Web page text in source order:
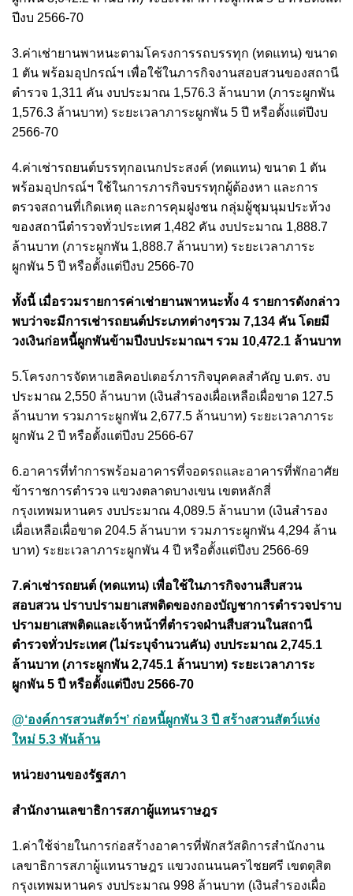
ปีงบ 2566-70
3.ค่าเช่ายานพาหนะตามโครงการรถบรรทุก (ทดแทน) ขนาด
1 ตัน พร้อมอุปกรณ์ฯ เพื่อใช้ในภารกิจงานสอบสวนของสถานี
ตำรวจ 1,311 คัน งบประมาณ 1,576.3 ล้านบาท (ภาระผูกพัน
1,576.3 ล้านบาท) ระยะเวลาภาระผูกพัน 5 ปี หรือตั้งแต่ปีงบ
2566-70
4.ค่าเช่ารถยนต์บรรทุกอเนกประสงค์ (ทดแทน) ขนาด 1 ตัน
พร้อมอุปกรณ์ฯ ใช้ในการภารกิจบรรทุกผู้ต้องหา และการ
ตรวจสถานที่เกิดเหตุ และการคุมฝูงชน กลุ่มผู้ชุมนุมประท้วง
ของสถานีตำรวจทั่วประเทศ 1,482 คัน งบประมาณ 1,888.7
ล้านบาท (ภาระผูกพัน 1,888.7 ล้านบาท) ระยะเวลาภาระ
ผูกพัน 5 ปี หรือตั้งแต่ปีงบ 2566-70
ทั้งนี้ เมื่อรวมรายการค่าเช่ายานพาหนะทั้ง 4 รายการดังกล่าว
พบว่าจะมีการเช่ารถยนต์ประเภทต่างๆรวม 7,134 คัน โดยมี
วงเงินก่อหนี้ผูกพันข้ามปีงบประมาณฯ รวม 10,472.1 ล้านบาท
5.โครงการจัดหาเฮลิคอปเตอร์ภารกิจบุคคลสำคัญ บ.ตร. งบ
ประมาณ 2,550 ล้านบาท (เงินสำรองเผื่อเหลือเผื่อขาด 127.5
ล้านบาท รวมภาระผูกพัน 2,677.5 ล้านบาท) ระยะเวลาภาระ
ผูกพัน 2 ปี หรือตั้งแต่ปีงบ 2566-67
6.อาคารที่ทำการพร้อมอาคารที่จอดรถและอาคารที่พักอาศัย
ข้าราชการตำรวจ แขวงตลาดบางเขน เขตหลักสี่
กรุงเทพมหานคร งบประมาณ 4,089.5 ล้านบาท (เงินสำรอง
เผื่อเหลือเผื่อขาด 204.5 ล้านบาท รวมภาระผูกพัน 4,294 ล้าน
บาท) ระยะเวลาภาระผูกพัน 4 ปี หรือตั้งแต่ปีงบ 2566-69
7.ค่าเช่ารถยนต์ (ทดแทน) เพื่อใช้ในภารกิจงานสืบสวน
สอบสวน ปราบปรามยาเสพติดของกองบัญชาการตำรวจปราบ
ปรามยาเสพติดและเจ้าหน้าที่ตำรวจฝ่านสืบสวนในสถานี
ตำรวจทั่วประเทศ (ไม่ระบุจำนวนคัน) งบประมาณ 2,745.1
ล้านบาท (ภาระผูกพัน 2,745.1 ล้านบาท) ระยะเวลาภาระ
ผูกพัน 5 ปี หรือตั้งแต่ปีงบ 2566-70
@‘องค์การสวนสัตว์ฯ’ ก่อหนี้ผูกพัน 3 ปี สร้างสวนสัตว์แห่ง
ใหม่ 5.3 พันล้าน
หน่วยงานของรัฐสภา
สำนักงานเลขาธิการสภาผู้แทนราษฎร
1.ค่าใช้จ่ายในการก่อสร้างอาคารที่พักสวัสดิการสำนักงาน
เลขาธิการสภาผู้แทนราษฎร แขวงถนนนครไชยศรี เขตดุสิต
กรุงเทพมหานคร งบประมาณ 998 ล้านบาท (เงินสำรองเผื่อ